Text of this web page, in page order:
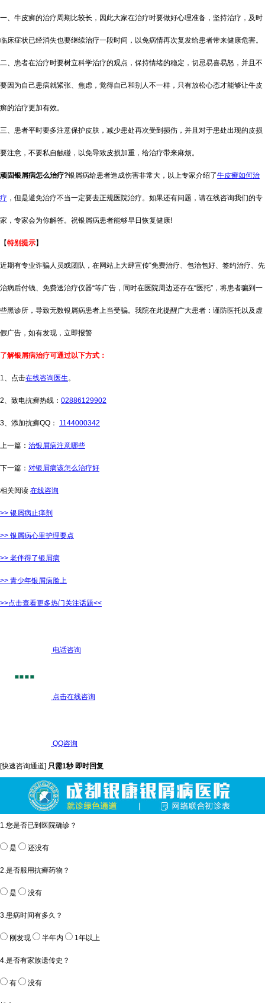
一、牛皮癣的治疗周期比较长，因此大家在治疗时要做好心理准备，坚持治疗，及时
临床症状已经消失也要继续治疗一段时间，以免病情再次复发给患者带来健康危害。
二、患者在治疗时要树立科学治疗的观点，保持情绪的稳定，切忌易喜易怒，并且不
要因为自己患病就紧张、焦虑，觉得自己和别人不一样，只有放松心态才能够让牛皮
癣的治疗更加有效。
三、患者平时要多注意保护皮肤，减少患处再次受到损伤，并且对于患处出现的皮损
要注意，不要私自触碰，以免导致皮损加重，给治疗带来麻烦。
顽固银屑病怎么治疗?银屑病给患者造成伤害非常大，以上专家介绍了牛皮癣如何治
疗 ，但是避免治疗不当一定要去正规医院治疗。如果还有问题，请在线咨询我们的专
家，专家会为你解答。祝银屑病患者能够早日恢复健康!
【特别提示】
近期有专业诈骗人员或团队，在网站上大肆宣传“免费治疗、包治包好、签约治疗、先
治病后付钱、免费送治疗仪器“等广告，同时在医院周边还存在“医托”，将患者骗到一
些黑诊所，导致无数银屑病患者上当受骗。我院在此提醒广大患者：谨防医托以及虚
假广告，如有发现，立即报警
了解银屑病治疗可通过以下方式：
1、点击在线咨询医生。
2、致电抗癣热线： 02886129902
3、添加抗癣QQ： 1144000342
上一篇： 治银屑病注意哪些
下一篇： 对银屑病该怎么治疗好
相关阅读 在线咨询
>> 银屑病止痒剂
>> 银屑病心里护理要点
>> 老伴得了银屑病
>> 青少年银屑病脸上
>>点击查看更多热门关注话题<<
电话咨询
点击在线咨询
QQ咨询
[快速咨询通道] 只需1秒 即时回复
1.您是否已到医院确诊？
是 还没有
2.是否服用抗癣药物？
是 没有
3.患病时间有多久？
刚发现 半年内 1年以上
4.是否有家族遗传史？
有 没有